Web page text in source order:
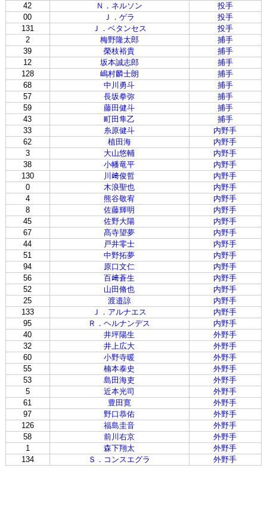
42
Ｎ．ネルソン
投手
00
Ｊ．ゲラ
投手
131
Ｊ．ベタンセス
投手
2
梅野隆太郎
捕手
39
榮枝裕貴
捕手
12
坂本誠志郎
捕手
128
嶋村麟士朗
捕手
68
中川勇斗
捕手
57
長坂拳弥
捕手
59
藤田健斗
捕手
43
町田隼乙
捕手
33
糸原健斗
内野手
62
植田海
内野手
3
大山悠輔
内野手
38
小幡竜平
内野手
130
川﨑俊哲
内野手
0
木浪聖也
内野手
4
熊谷敬宥
内野手
8
佐藤輝明
内野手
45
佐野大陽
内野手
67
髙寺望夢
内野手
44
戸井零士
内野手
51
中野拓夢
内野手
94
原口文仁
内野手
56
百﨑蒼生
内野手
52
山田脩也
内野手
25
渡邉諒
内野手
133
Ｊ．アルナエス
内野手
95
Ｒ．ヘルナンデス
内野手
40
井坪陽生
外野手
32
井上広大
外野手
60
小野寺暖
外野手
55
楠本泰史
外野手
53
島田海吏
外野手
5
近本光司
外野手
61
豊田寛
外野手
97
野口恭佑
外野手
126
福島圭音
外野手
58
前川右京
外野手
1
森下翔太
外野手
134
Ｓ．コンスエグラ 外野手